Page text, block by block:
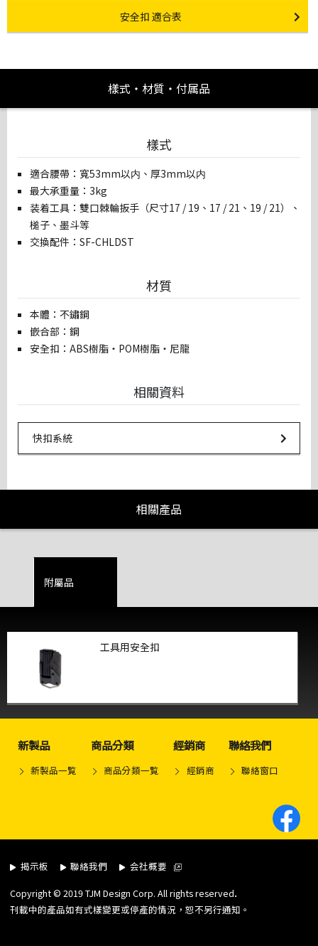
Other link
安全扣 適合表
樣式・材質・付属品
樣式
適合腰帶：寬53mm以内、厚3mm以内
最大承重量：3kg
装着工具：雙口棘輪扳手（尺寸17 / 19、17 / 21、19 / 21）、
槌子、墨斗等
交換配件：SF-CHLDST
材質
本體：不鏽鋼
嵌合部：鋼
安全扣：ABS樹脂・POM樹脂・尼龍
相關資料
快扣系統Url Link
相關產品
附屬品
工具用安全扣
新製品
新製品一覧
商品分類
商品分類一覧
經銷商
經銷商
聯絡我們
聯絡窗口
揭示板 聯絡我們
会社概要
Copyright © 2019 TJM Design Corp. All rights reserved.
刊載中的產品如有式樣變更或停產的情況，恕不另行通知。